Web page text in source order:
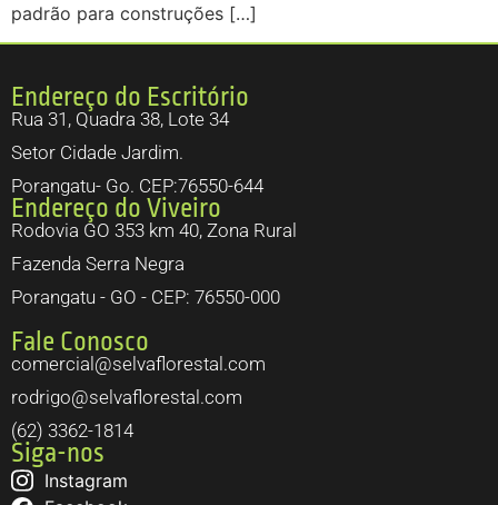
padrão para construções […]
Endereço do Escritório
Rua 31, Quadra 38, Lote 34
Setor Cidade Jardim.
Porangatu- Go. CEP:76550-644
Endereço do Viveiro
Rodovia GO 353 km 40, Zona Rural
Fazenda Serra Negra
Porangatu - GO - CEP: 76550-000
Fale Conosco
comercial@selvaflorestal.com
rodrigo@selvaflorestal.com
(62) 3362-1814
Siga-nos
Instagram